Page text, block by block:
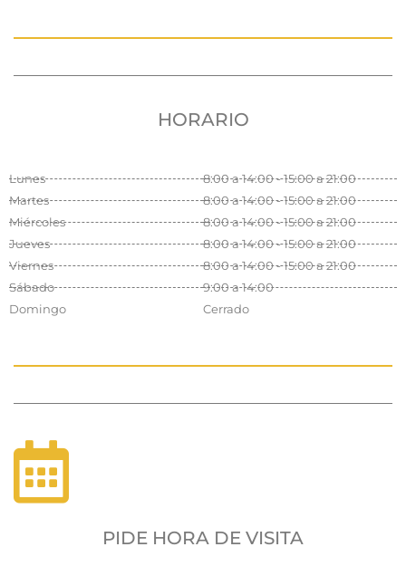
HORARIO
Lunes
Martes
Miércoles
Jueves
Viernes
Sábado
Domingo
8:00 a 14:00 - 15:00 a 21:00
8:00 a 14:00 - 15:00 a 21:00
8:00 a 14:00 - 15:00 a 21:00
8:00 a 14:00 - 15:00 a 21:00
8:00 a 14:00 - 15:00 a 21:00
9:00 a 14:00
Cerrado
PIDE HORA DE VISITA